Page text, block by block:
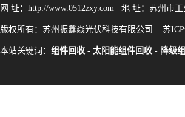
网 址：http://www.0512zxy.com 地 址：苏州市
版权所有：苏州振鑫焱光伏科技有限公司 苏
本站关键词： 组件回收 - 太阳能组件回收 - 降级